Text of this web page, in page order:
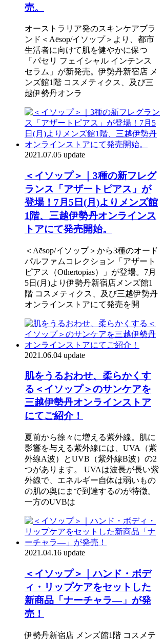
売。
オーストラリア発のスキンケアブラ
ンド＜Aēsop/イソップ＞より、都市
生活者に向けて肌を健やかに保つ
「パセリ フェイシャル インテンス
セラム」が新発売。伊勢丹新宿店 メ
ンズ館1階 コスメティクス、及び三
越伊勢丹オンラ
2021.07.05 update
＜イソップ＞｜3種の新フレグ
ランス「アザートピアス」が
登場！7月5日(月)よりメンズ館
1階、三越伊勢丹オンラインス
トアにて発売開始。
＜Aēsop/イソップ＞から3種のオード
パルファムコレクション「アザート
ピアス（Othertopias）」が登場。7月
5日(月)より伊勢丹新宿店メンズ館1
階 コスメティクス、及び三越伊勢丹
オンラインストアにて発売を開
2021.06.04 update
肌をうるおわせ、柔らかくす
る＜イソップ＞のサンケアを
三越伊勢丹オンラインストア
にてご紹介！
夏前から徐々に増える紫外線。肌に
影響を与える紫外線には、UVA（紫
外線A波）とUVB（紫外線B波）の2
つがあります。 UVAは波長が長い紫
外線で、エネルギー自体は弱いもの
の肌の奥にまで到達するのが特徴。
一方のUVBは
2021.04.16 update
＜イソップ＞｜ハンド・ボデ
ィ・リップケアをセットした
新商品「ナーチャラ―」が発
売！
伊勢丹新宿店 メンズ館1階 コスメテ